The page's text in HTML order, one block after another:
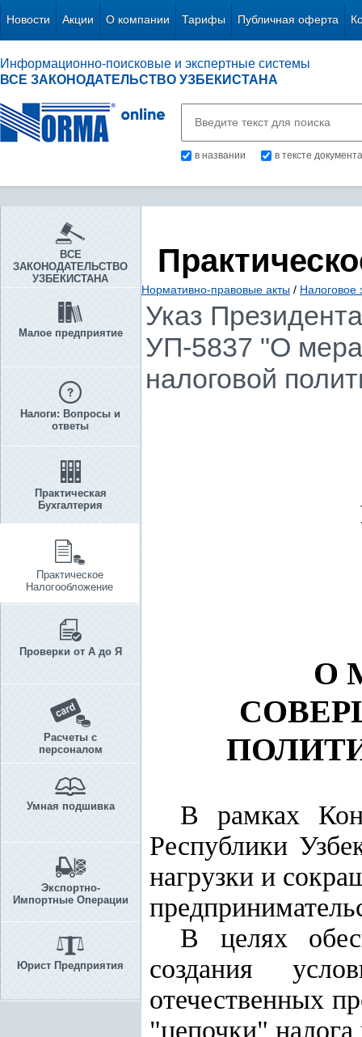
Новости Акции О компании Тарифы Публичная оферта
Информационно-поисковые и экспертные системы
ВСЕ ЗАКОНОДАТЕЛЬСТВО УЗБЕКИСТАНА
в названии в тексте документа
ВСЕ
ЗАКОНОДАТЕЛЬСТВО
УЗБЕКИСТАНА
Малое предприятие
Налоги: Вопросы и
ответы
Практическая
Бухгалтерия
Практическое
Налогообложение
Проверки от А до Я
Расчеты с
персоналом
Умная подшивка
Экспортно-
Импортные Операции
Юрист Предприятия
Нормативно-правовые акты / Налоговое
Указ
УП-5837 "О
налоговой
О
В рамках
Республики
нагрузки и
В целях
создания
отечественных
"цепочки"